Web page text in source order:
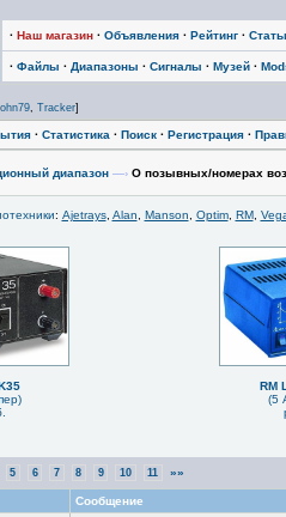
· Наш магазин· Объявления· Рейтинг·
· Файлы · Диапазоны · Сигналы · Музей·
, Tracker]
· Статистика · Поиск· Регистрация·
диапазон —›О позывных/номерах
: Ajetrays, Alan Manson Optim, RM,
RM
(5
5 6 7 8 9 10 11 »»
Сообщение